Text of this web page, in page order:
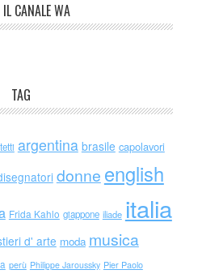
IL CANALE WA
TAG
argentina brasile capolavori
donne english
Frida Kahlo giappone iliade italia
d' arte moda musica
perù Philippe Jaroussky Pier Paolo